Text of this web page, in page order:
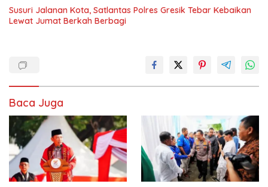
Susuri Jalanan Kota, Satlantas Polres Gresik Tebar Kebaikan
Lewat Jumat Berkah Berbagi
Baca Juga